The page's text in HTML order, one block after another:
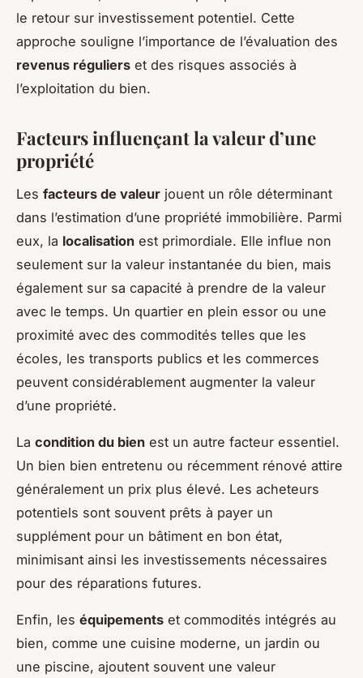
le retour sur investissement potentiel. Cette
approche souligne l’importance de l’évaluation des
revenus réguliers et des risques associés à
l’exploitation du bien.
Facteurs influençant la valeur d’une
propriété
Les facteurs de valeur jouent un rôle déterminant
dans l’estimation d’une propriété immobilière. Parmi
eux, la localisation est primordiale. Elle influe non
seulement sur la valeur instantanée du bien, mais
également sur sa capacité à prendre de la valeur
avec le temps. Un quartier en plein essor ou une
proximité avec des commodités telles que les
écoles, les transports publics et les commerces
peuvent considérablement augmenter la valeur
d’une propriété.
La condition du bien est un autre facteur essentiel.
Un bien bien entretenu ou récemment rénové attire
généralement un prix plus élevé. Les acheteurs
potentiels sont souvent prêts à payer un
supplément pour un bâtiment en bon état,
minimisant ainsi les investissements nécessaires
pour des réparations futures.
Enfin, les équipements et commodités intégrés au
bien, comme une cuisine moderne, un jardin ou
une piscine, ajoutent souvent une valeur